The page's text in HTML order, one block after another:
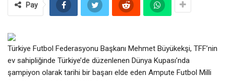
Pay
Türkiye Futbol Federasyonu Başkanı Mehmet Büyükekşi, TFF’nin
ev sahipliğinde Türkiye’de düzenlenen Dünya Kupası’nda
şampiyon olarak tarihi bir başarı elde eden Ampute Futbol Milli